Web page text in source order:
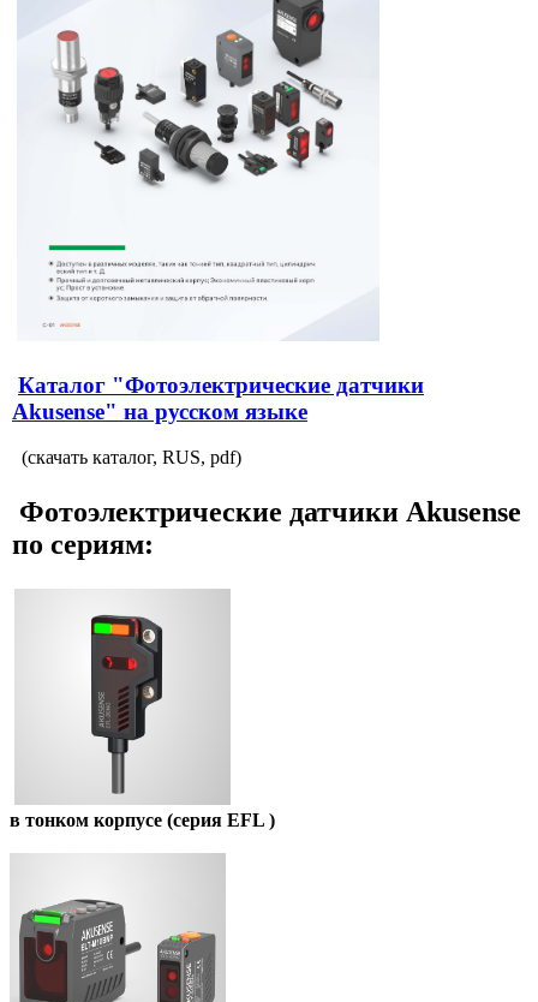
Каталог "Фотоэлектрические датчики
Akusense" на русском языке
(скачать каталог, RUS, pdf)
Фотоэлектрические датчики Akusense
по сериям:
в тонком корпусе (серия EFL )